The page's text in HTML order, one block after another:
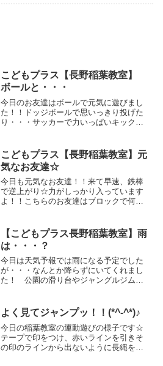
こどもプラス【長野稲葉教室】
ボールと・・・
今日のお友達はボールで元気に遊びまし
た！！ドッジボールで思いっきり投げた
り・・・サッカーで力いっぱいキック☆
かり参加！！放課後等デイサービス
／ 運動あそび ／ こども...
こどもプラス【長野稲葉教室】元
気なお友達☆
今日も元気なお友達！！来て早速、鉄棒
で逆上がり☆力がしっかり入っています
よ！！こちらのお友達はブロックで何や
の大ジャンプを見せてくれたお友達
が！！しっかり着地点を見て跳...
【こどもプラス長野稲葉教室】雨
は・・・？
今日は天気予報では雨になる予定でした
が・・・なんとか降らずにいてくれまし
た！ 公園の滑り台やジャングルジムで
策して探検隊気分☆迷わず帰って来れた
かな？ お友達が見つけ...
よく見てジャンプッ！！(*^-^*)♪
今日の稲葉教室の運動遊びの様子です☆
テープで印をつけ、赤いラインを引きそ
の印のラインから出ないように長縄をジ